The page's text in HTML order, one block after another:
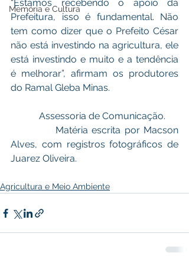
Memória e Cultura
“Estamos recebendo o apoio da
Prefeitura, isso é fundamental. Não
tem como dizer que o Prefeito César
não está investindo na agricultura, ele
está investindo e muito e a tendência
é melhorar”, afirmam os produtores
do Ramal Gleba Minas.
            Assessoria de Comunicação.
Alves, com registros fotográficos de
Juarez Oliveira.
Agricultura e Meio Ambiente